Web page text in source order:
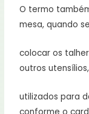
O termo
mesa, quando
colocar os
outros
utilizados para